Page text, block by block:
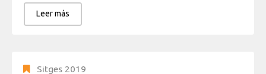
Leer más
Sitges 2019